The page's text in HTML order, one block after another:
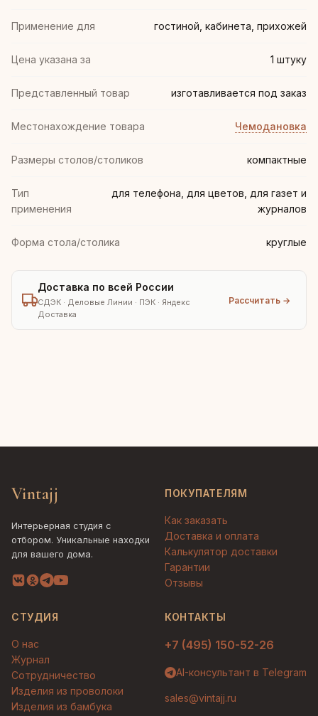
Применение для гостиной, кабинета, прихожей
Цена указана за 1 штуку
Представленный товар изготавливается под заказ
Местонахождение товара Чемодановка
Размеры столов/столиков компактные
Тип
применения
для телефона, для цветов, для газет и
журналов
Форма стола/столика круглые
Доставка по всей России
СДЭК · Деловые Линии · ПЭК · Яндекс
Доставка
Рассчитать →
Vintajj
Интерьерная студия с
отбором. Уникальные находки
для вашего дома.
ПОКУПАТЕЛЯМ
Как заказать
Доставка и оплата
Калькулятор доставки
Гарантии
Отзывы
СТУДИЯ
О нас
Журнал
Сотрудничество
Изделия из проволоки
Изделия из бамбука
КОНТАКТЫ
+7 (495) 150-52-26
AI-консультант в Telegram
sales@vintajj.ru